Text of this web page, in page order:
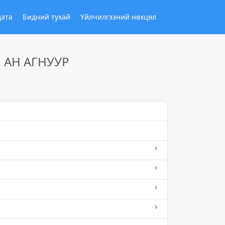
Бидний тухай Үйлчилгээний нөхцөл
АГНУУР